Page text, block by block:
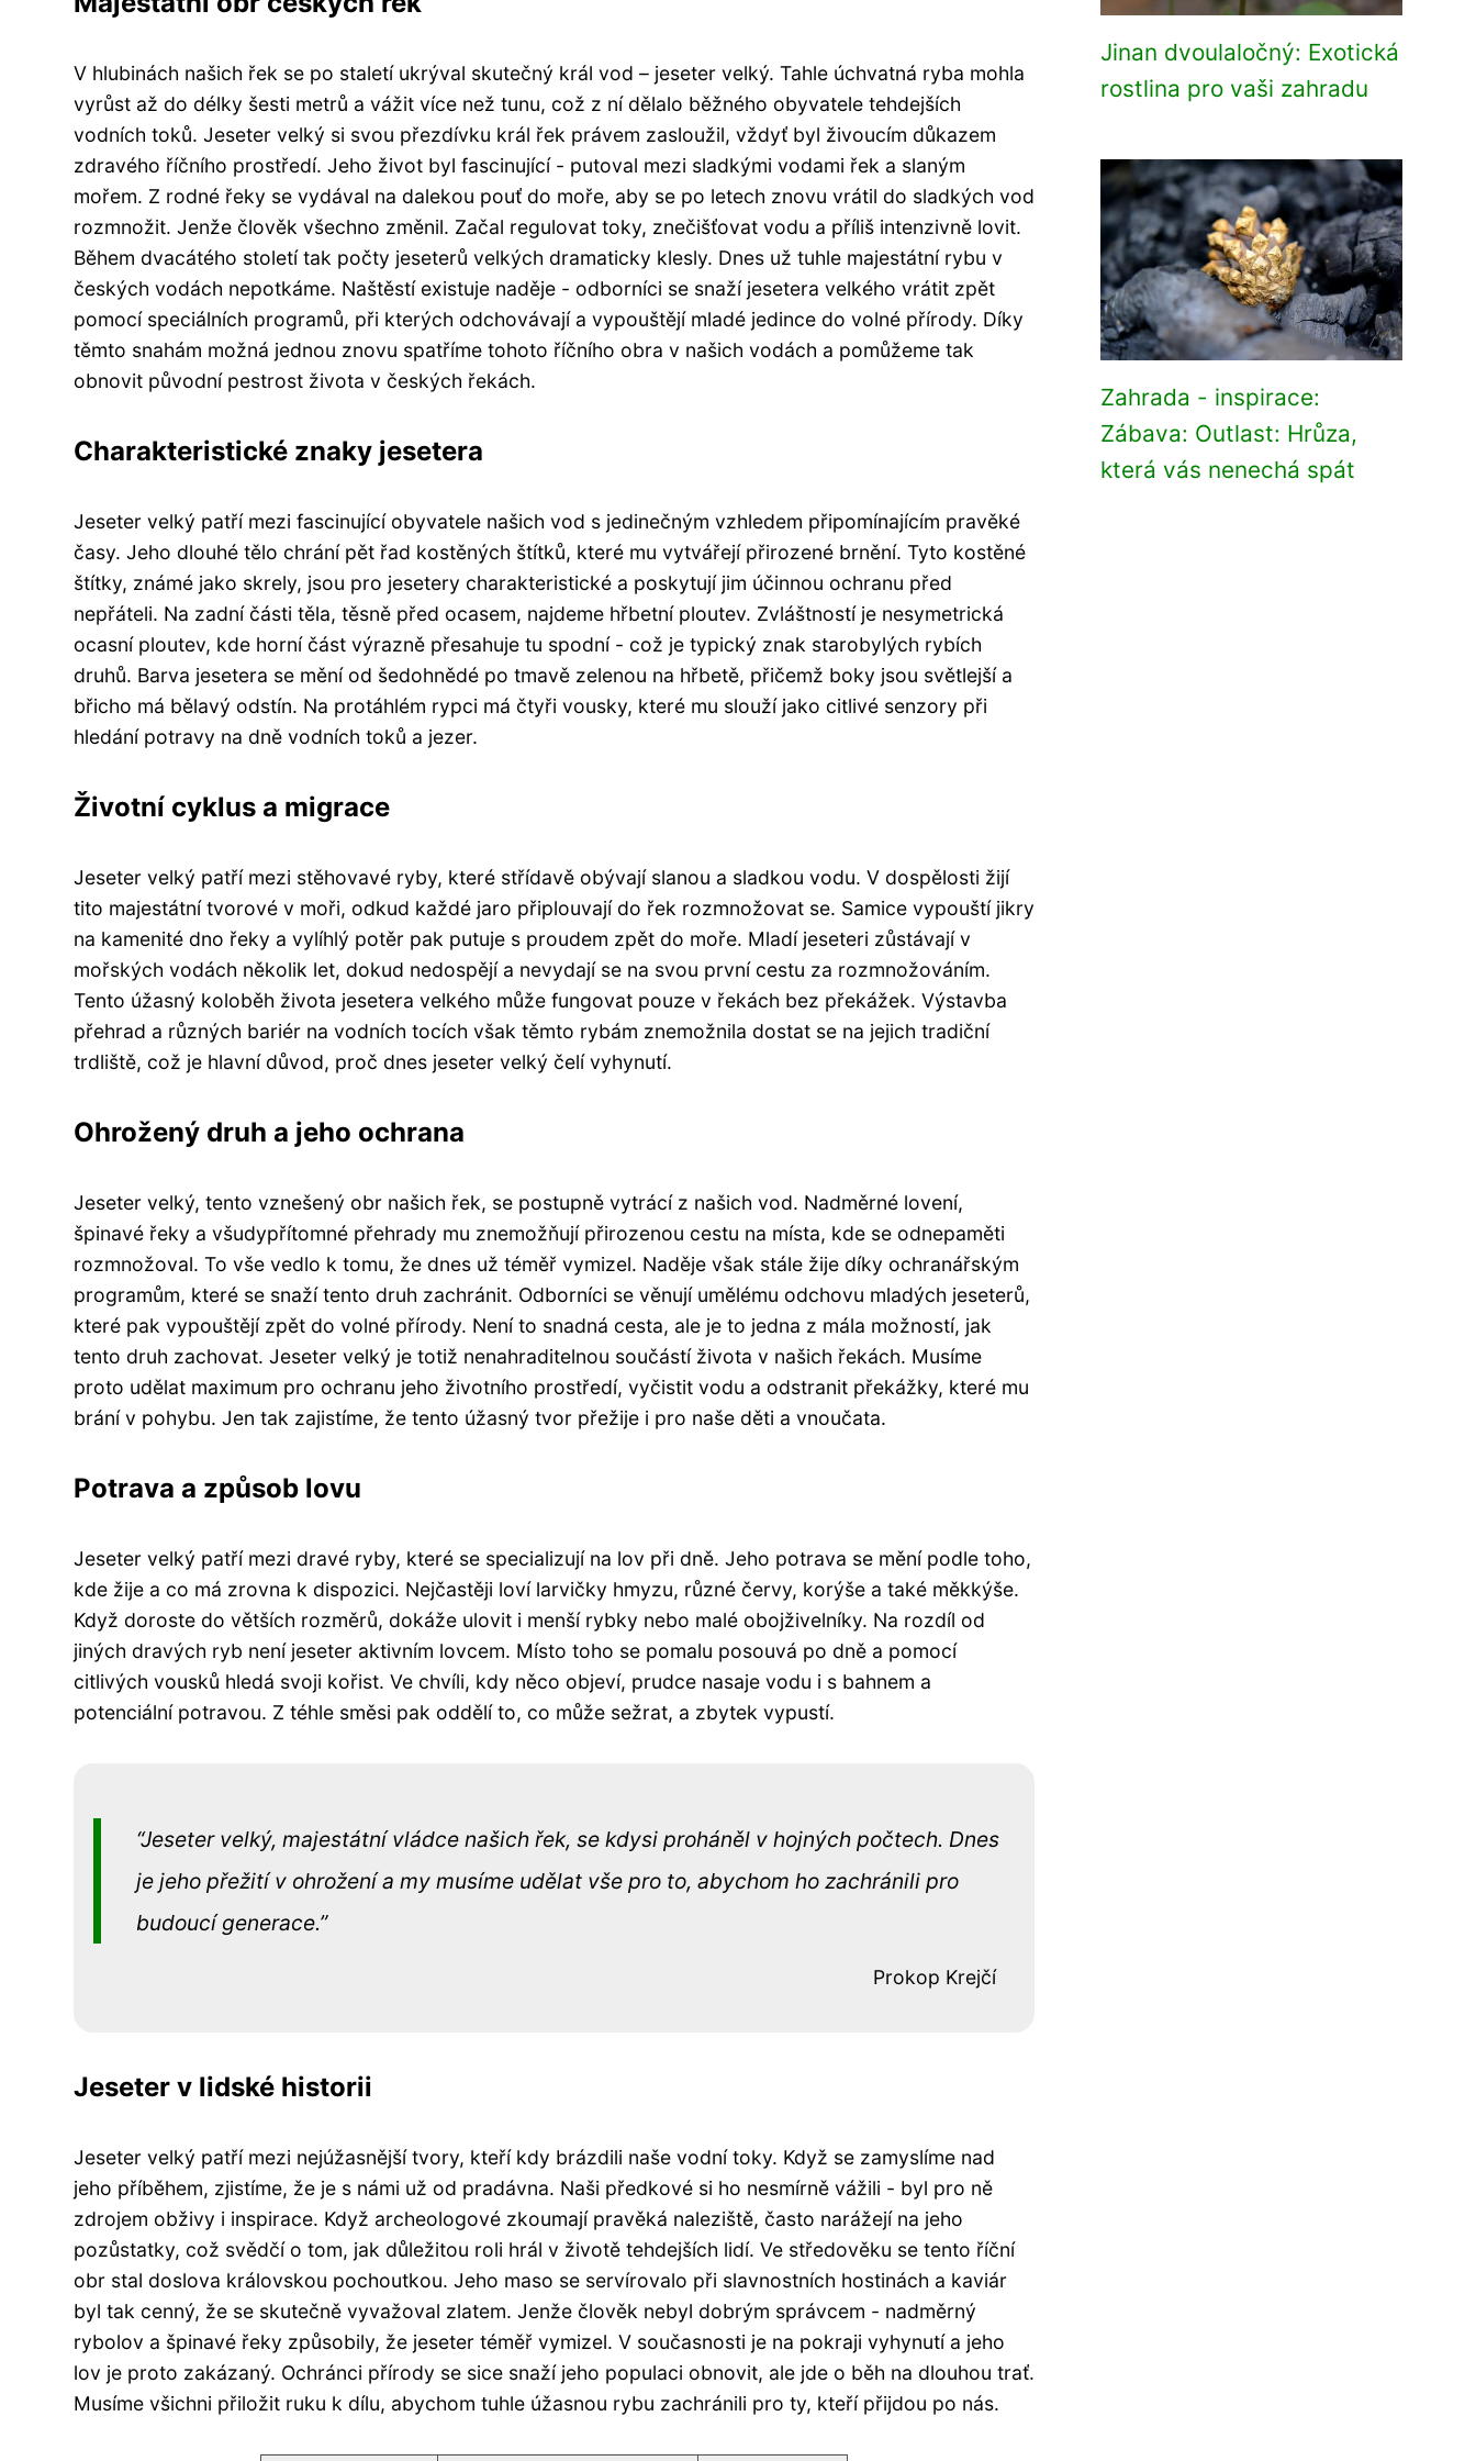
V hlubinách našich řek se po staletí ukrýval skutečný král vod – jeseter velký. Tahle úchvatná ryba mohla
vyrůst až do délky šesti metrů a vážit více než tunu, což z ní dělalo běžného obyvatele tehdejších
vodních toků. Jeseter velký si svou přezdívku král řek právem zasloužil, vždyť byl živoucím důkazem
zdravého říčního prostředí. Jeho život byl fascinující - putoval mezi sladkými vodami řek a slaným
mořem. Z rodné řeky se vydával na dalekou pouť do moře, aby se po letech znovu vrátil do sladkých vod
rozmnožit. Jenže člověk všechno změnil. Začal regulovat toky, znečišťovat vodu a příliš intenzivně lovit.
Během dvacátého století tak počty jeseterů velkých dramaticky klesly. Dnes už tuhle majestátní rybu v
českých vodách nepotkáme. Naštěstí existuje naděje - odborníci se snaží jesetera velkého vrátit zpět
pomocí speciálních programů, při kterých odchovávají a vypouštějí mladé jedince do volné přírody. Díky
těmto snahám možná jednou znovu spatříme tohoto říčního obra v našich vodách a pomůžeme tak
obnovit původní pestrost života v českých řekách.
Charakteristické znaky jesetera
Jeseter velký patří mezi fascinující obyvatele našich vod s jedinečným vzhledem připomínajícím pravěké
časy. Jeho dlouhé tělo chrání pět řad kostěných štítků, které mu vytvářejí přirozené brnění. Tyto kostěné
štítky, známé jako skrely, jsou pro jesetery charakteristické a poskytují jim účinnou ochranu před
nepřáteli. Na zadní části těla, těsně před ocasem, najdeme hřbetní ploutev. Zvláštností je nesymetrická
ocasní ploutev, kde horní část výrazně přesahuje tu spodní - což je typický znak starobylých rybích
druhů. Barva jesetera se mění od šedohnědé po tmavě zelenou na hřbetě, přičemž boky jsou světlejší a
břicho má bělavý odstín. Na protáhlém rypci má čtyři vousky, které mu slouží jako citlivé senzory při
hledání potravy na dně vodních toků a jezer.
Životní cyklus a migrace
Jeseter velký patří mezi stěhovavé ryby, které střídavě obývají slanou a sladkou vodu. V dospělosti žijí
tito majestátní tvorové v moři, odkud každé jaro připlouvají do řek rozmnožovat se. Samice vypouští jikry
na kamenité dno řeky a vylíhlý potěr pak putuje s proudem zpět do moře. Mladí jeseteri zůstávají v
mořských vodách několik let, dokud nedospějí a nevydají se na svou první cestu za rozmnožováním.
Tento úžasný koloběh života jesetera velkého může fungovat pouze v řekách bez překážek. Výstavba
přehrad a různých bariér na vodních tocích však těmto rybám znemožnila dostat se na jejich tradiční
trdliště, což je hlavní důvod, proč dnes jeseter velký čelí vyhynutí.
Ohrožený druh a jeho ochrana
Jeseter velký, tento vznešený obr našich řek, se postupně vytrácí z našich vod. Nadměrné lovení,
špinavé řeky a všudypřítomné přehrady mu znemožňují přirozenou cestu na místa, kde se odnepaměti
rozmnožoval. To vše vedlo k tomu, že dnes už téměř vymizel. Naděje však stále žije díky ochranářským
programům, které se snaží tento druh zachránit. Odborníci se věnují umělému odchovu mladých jeseterů,
které pak vypouštějí zpět do volné přírody. Není to snadná cesta, ale je to jedna z mála možností, jak
tento druh zachovat. Jeseter velký je totiž nenahraditelnou součástí života v našich řekách. Musíme
proto udělat maximum pro ochranu jeho životního prostředí, vyčistit vodu a odstranit překážky, které mu
brání v pohybu. Jen tak zajistíme, že tento úžasný tvor přežije i pro naše děti a vnoučata.
Potrava a způsob lovu
Jeseter velký patří mezi dravé ryby, které se specializují na lov při dně. Jeho potrava se mění podle toho,
kde žije a co má zrovna k dispozici. Nejčastěji loví larvičky hmyzu, různé červy, korýše a také měkkýše.
Když doroste do větších rozměrů, dokáže ulovit i menší rybky nebo malé obojživelníky. Na rozdíl od
jiných dravých ryb není jeseter aktivním lovcem. Místo toho se pomalu posouvá po dně a pomocí
citlivých vousků hledá svoji kořist. Ve chvíli, kdy něco objeví, prudce nasaje vodu i s bahnem a
potenciální potravou. Z téhle směsi pak oddělí to, co může sežrat, a zbytek vypustí.
Jeseter velký, majestátní vládce našich řek, se kdysi proháněl v hojných počtech. Dnes
je jeho přežití v ohrožení a my musíme udělat vše pro to, abychom ho zachránili pro
budoucí generace.
Prokop Krejčí
Jeseter v lidské historii
Jeseter velký patří mezi nejúžasnější tvory, kteří kdy brázdili naše vodní toky. Když se zamyslíme nad
jeho příběhem, zjistíme, že je s námi už od pradávna. Naši předkové si ho nesmírně vážili - byl pro ně
zdrojem obživy i inspirace. Když archeologové zkoumají pravěká naleziště, často narážejí na jeho
pozůstatky, což svědčí o tom, jak důležitou roli hrál v životě tehdejších lidí. Ve středověku se tento říční
obr stal doslova královskou pochoutkou. Jeho maso se servírovalo při slavnostních hostinách a kaviár
byl tak cenný, že se skutečně vyvažoval zlatem. Jenže člověk nebyl dobrým správcem - nadměrný
rybolov a špinavé řeky způsobily, že jeseter téměř vymizel. V současnosti je na pokraji vyhynutí a jeho
lov je proto zakázaný. Ochránci přírody se sice snaží jeho populaci obnovit, ale jde o běh na dlouhou trať.
Musíme všichni přiložit ruku k dílu, abychom tuhle úžasnou rybu zachránili pro ty, kteří přijdou po nás.
Jinan dvoulaločný: Exotická
rostlina pro vaši zahradu
Zahrada - inspirace:
Zábava: Outlast: Hrůza,
která vás nenechá spát